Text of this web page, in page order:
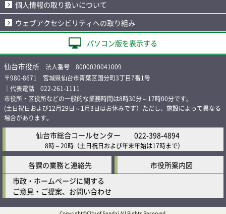
個人情報の取り扱いについて
ウェブアクセシビリティへの取り組み
パソコン版を表示する
仙台市役所 法人番号 8000020041009
〒980-8671 宮城県仙台市青葉区国分町3丁目7番1号
｜代表電話 022-261-1111
市役所・区役所などの一般的な業務時間は8時30分～17時00分です。
(土日祝日および12月29日～1月3日はお休みです）ただし、施設によって異なる
場合があります。
仙台市総合コールセンター 022-398-4894
8時～20時 （土日祝日および年末年始は17時まで）
各課の業務と連絡先
市役所案内図
市政・ホームページに関する
ご意見・ご提案、お問い合わせ